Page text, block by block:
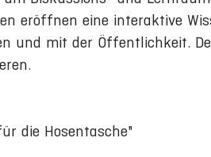
eröffnen eine interaktive
und mit der Öffentlichkeit.
die Hosentasche"